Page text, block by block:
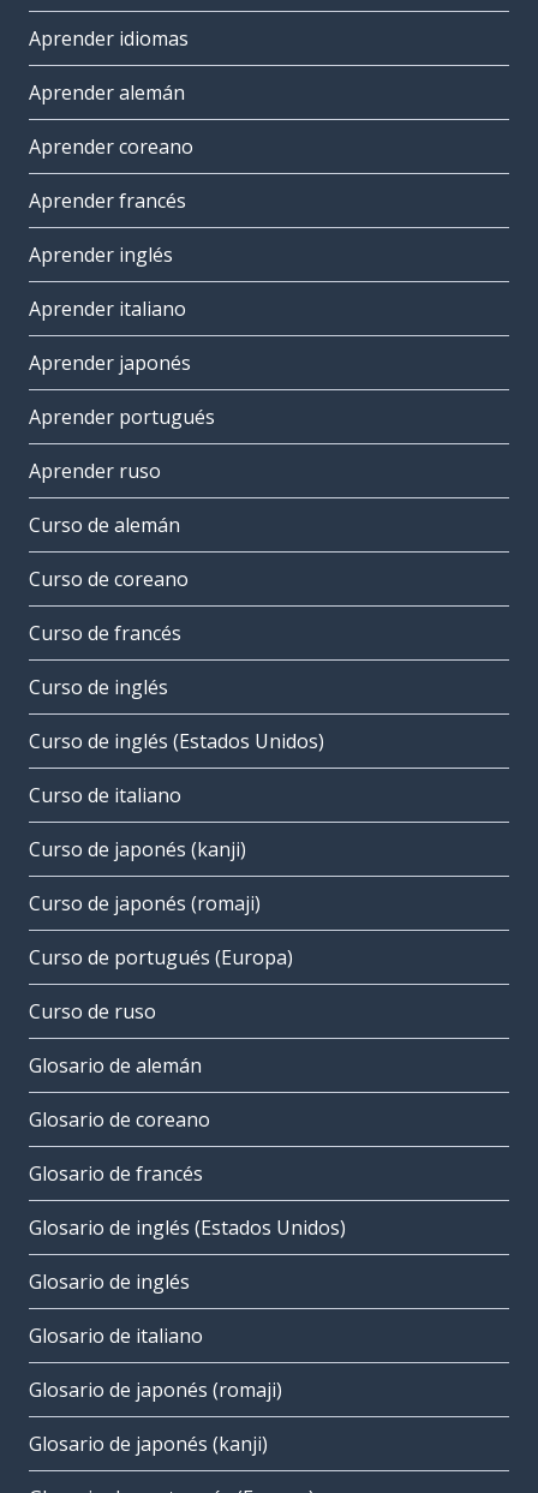
Aprender idiomas
Aprender alemán
Aprender coreano
Aprender francés
Aprender inglés
Aprender italiano
Aprender japonés
Aprender portugués
Aprender ruso
Curso de alemán
Curso de coreano
Curso de francés
Curso de inglés
Curso de inglés (Estados Unidos)
Curso de italiano
Curso de japonés (kanji)
Curso de japonés (romaji)
Curso de portugués (Europa)
Curso de ruso
Glosario de alemán
Glosario de coreano
Glosario de francés
Glosario de inglés (Estados Unidos)
Glosario de inglés
Glosario de italiano
Glosario de japonés (romaji)
Glosario de japonés (kanji)